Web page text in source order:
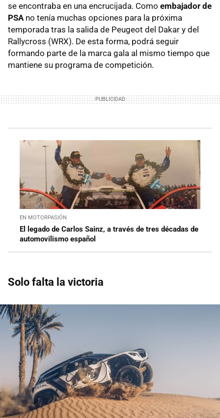
se encontraba en una encrucijada. Como embajador de
PSA no tenía muchas opciones para la próxima
temporada tras la salida de Peugeot del Dakar y del
Rallycross (WRX). De esta forma, podrá seguir
formando parte de la marca gala al mismo tiempo que
mantiene su programa de competición.
EN MOTORPASIÓN
El legado de Carlos Sainz, a través de tres décadas de
automovilismo español
Solo falta la victoria